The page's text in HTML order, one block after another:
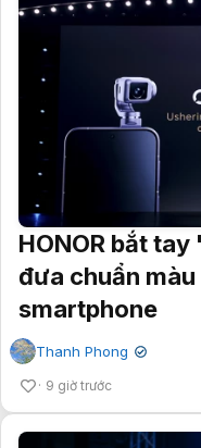
HONOR bắt
đưa chuẩn
smartphone
Thanh Phong ✔
9 giờ trước